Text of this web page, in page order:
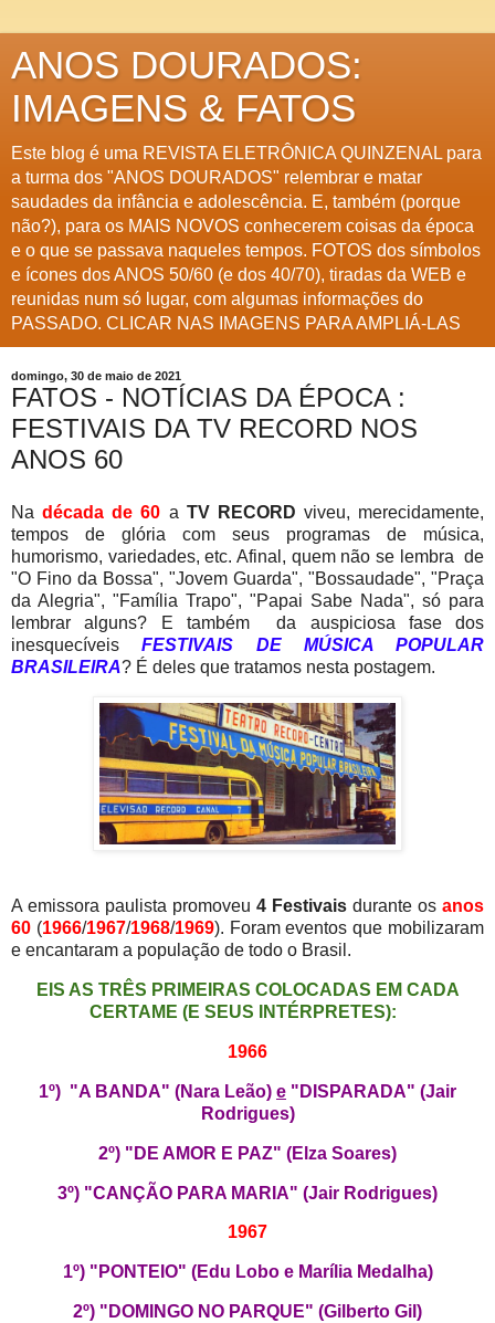
ANOS DOURADOS:
IMAGENS & FATOS
Este blog é uma REVISTA ELETRÔNICA QUINZENAL para
a turma dos "ANOS DOURADOS" relembrar e matar
saudades da infância e adolescência. E, também (porque
não?), para os MAIS NOVOS conhecerem coisas da época
e o que se passava naqueles tempos. FOTOS dos símbolos
e ícones dos ANOS 50/60 (e dos 40/70), tiradas da WEB e
reunidas num só lugar, com algumas informações do
PASSADO. CLICAR NAS IMAGENS PARA AMPLIÁ-LAS
domingo, 30 de maio de 2021
FATOS - NOTÍCIAS DA ÉPOCA :
FESTIVAIS DA TV RECORD NOS
ANOS 60
Nadécada de 60 a TV RECORD viveu, merecidamente,
tempos de glória com seus programas de música,
humorismo, variedades, etc. Afinal, quem não se lembra de
"O Fino da Bossa", "Jovem Guarda", "Bossaudade", "Praça
da Alegria", "Família Trapo", "Papai Sabe Nada", só para
lembrar alguns? E também da auspiciosa fase dos
inesquecíveisFESTIVAIS DE MÚSICA POPULAR
BRASILEIRA? É deles que tratamos nesta postagem.
A emissora paulista promoveu 4 Festivais durante os anos
60 (1966/1967/1968/1969). Foram eventos que mobilizaram
e encantaram a população de todo o Brasil.
EIS AS TRÊS PRIMEIRAS COLOCADAS EM CADA
CERTAME (E SEUS INTÉRPRETES):
1966
1º) "A BANDA" (Nara Leão) e "DISPARADA" (Jair
Rodrigues)
2º) "DE AMOR E PAZ" (Elza Soares)
3º) "CANÇÃO PARA MARIA" (Jair Rodrigues)
1967
1º) "PONTEIO" (Edu Lobo e Marília Medalha)
2º) "DOMINGO NO PARQUE" (Gilberto Gil)